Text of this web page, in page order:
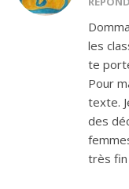
les
te
Pour
texte.
des
très fin